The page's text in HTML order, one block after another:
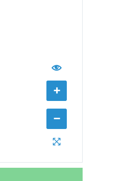
+
−